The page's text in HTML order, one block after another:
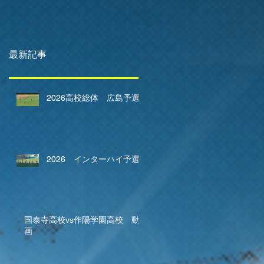
最新記事
2026高校総体 広島予選
2026 インターハイ予選
国泰寺高校vs作陽学園高校 動
画